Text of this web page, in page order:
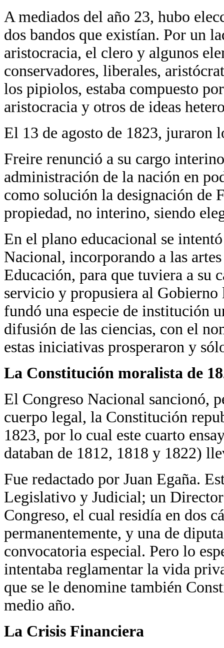
A mediados del año 23, hubo
dos bandos que existían. Por un
aristocracia, el clero y algunos
conservadores, liberales,
los pipiolos, estaba compuesto
aristocracia y otros de ideas
El 13 de agosto de 1823, juraron
Freire renunció a su cargo
administración de la nación en
como solución la designación de
propiedad, no interino, siendo
En el plano educacional se
Nacional, incorporando a las
Educación, para que tuviera a su
servicio y propusiera al Gobierno
fundó una especie de institución
difusión de las ciencias, con el
estas iniciativas prosperaron y
La Constitución moralista de
El Congreso Nacional sancionó,
cuerpo legal, la Constitución
1823, por lo cual este cuarto
databan de 1812, 1818 y 1822)
Fue redactado por Juan Egaña.
Legislativo y Judicial; un
Congreso, el cual residía en dos
permanentemente, y una de
convocatoria especial. Pero lo
intentaba reglamentar la vida
que se le denomine también
medio año.
La Crisis Financiera